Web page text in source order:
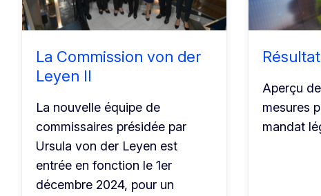
La Commission von der
Leyen II
La nouvelle équipe de
commissaires présidée par
Ursula von der Leyen est
entrée en fonction le 1er
décembre 2024, pour un
Aperçu
mesures
mandat